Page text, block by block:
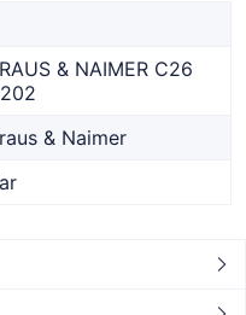
& NAIMER C26
& Naimer